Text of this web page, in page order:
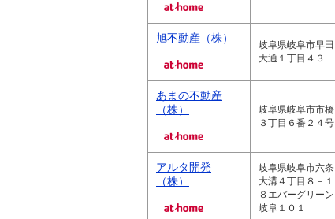
旭不動産（株）
岐阜県岐阜市早田
大通１丁目４３
あまの不動産
（株）
岐阜県岐阜市市橋
３丁目６番２４号
アルタ開発
（株）
岐阜県岐阜市六条
大溝４丁目８－１
８エバーグリーン
岐阜１０１